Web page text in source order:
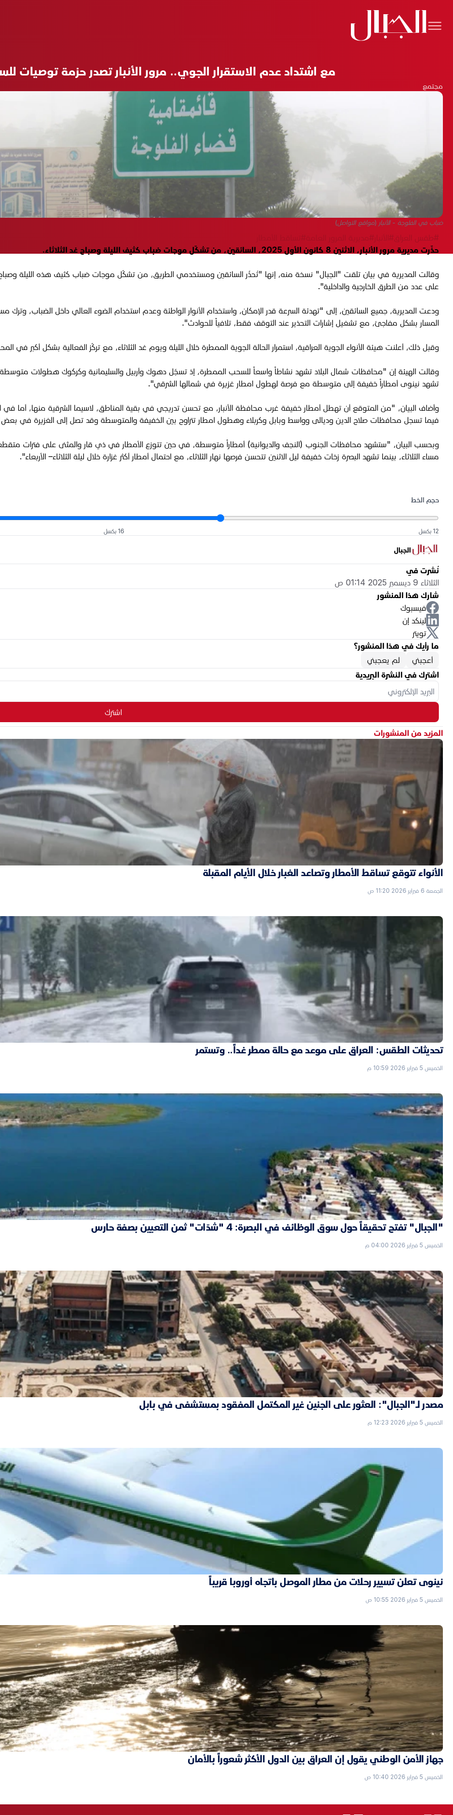
مع اشتداد عدم الاستقرار الجوي.. مرور الأنبار تصدر حزمة توصيات
مجتمع
ضباب في الفلوجة - الأنبار (مواقع التواصل)
#طقس العراق#الأنبار #مديرية المرور العامة
حذّرت مديرية مرور الأنبار، الاثنين 8 كانون الأول 2025، السائقين، من تشكّل موجات ضباب كثيف الليلة وصباح غد الثلاثاء.
وقالت المديرية في بيان تلقت "الجبال" نسخة منه، إنها "تُحذّر السائقين ومستخدمي الطريق، من تشكّل موجات ضباب كثيف هذه الليلة
على عدد من الطرق الخارجية والداخلية".
ودعت المديرية، جميع السائقين، إلى "تهدئة السرعة قدر الإمكان، واستخدام الأنوار الواطئة وعدم استخدام الضوء العالي داخل الضباب، وترك
المسار بشكل مفاجئ، مع تشغيل إشارات التحذير عند التوقف فقط، تلافياً للحوادث".
وقبل ذلك، أعلنت هيئة الأنواء الجوية العراقية، استمرار الحالة الجوية الممطرة خلال الليلة ويوم غد الثلاثاء، مع تركّز الفعالية بشكل
وقالت الهيئة إن "محافظات شمال البلاد تشهد نشاطاً واسعاً للسحب الممطرة، إذ تسجّل دهوك وأربيل والسليمانية وكركوك هطولات متوسطة
تشهد نينوى أمطاراً خفيفة إلى متوسطة مع فرصة لهطول امطار غزيرة في شمالها الشرقي".
وأضاف البيان، "من المتوقع أن تهطل أمطار خفيفة غرب محافظة الأنبار، مع تحسن تدريجي في بقية المناطق، لاسيما الشرقية منها، أما
فيما تسجل محافظات صلاح الدين وديالى وواسط وبابل وكربلاء وهطول امطار تتراوح بين الخفيفة والمتوسطة وقد تصل إلى الغزيرة في
وبحسب البيان، "ستشهد محافظات الجنوب (النجف والديوانية) أمطاراً متوسطة، في حين تتوزع الأمطار في ذي قار والمثنى على فترات
مساء الثلاثاء، بينما تشهد البصرة زخات خفيفة ليل الاثنين تتحسن فرصها نهار الثلاثاء، مع احتمال أمطار أكثر غزارة خلال ليلة الثلاثاء– الأربعاء".
حجم الخط
12 بكسل 16 بكسل
الجبال
نُشرت في
الثلاثاء 9 ديسمبر 2025 01:14 ص
شارك هذا المنشور
فيسبوك
لينكد إن
تويتر
ما رأيك في هذا المنشور؟
أعجبني
لم يعجبني
اشترك في النشرة البريدية
اشترك
المزيد من المنشورات
الأنواء تتوقع تساقط الأمطار وتصاعد الغبار خلال الأيام المقبلة
الجمعة 6 فبراير 2026 11:20 ص
تحديثات الطقس: العراق على موعد مع حالة ممطر غداً.. وتستمر
الخميس 5 فبراير 2026 10:59 م
"الجبال" تفتح تحقيقاً حول سوق الوظائف في البصرة: 4 "شدّات" ثمن التعيين بصفة حارس
الخميس 5 فبراير 2026 04:00 م
مصدر لـ"الجبال": العثور على الجنين غير المكتمل المفقود بمستشفى في بابل
الخميس 5 فبراير 2026 12:23 م
نينوى تعلن تسيير رحلات من مطار الموصل باتجاه أوروبا قريباً
الخميس 5 فبراير 2026 10:55 ص
جهاز الأمن الوطني يقول إن العراق بين الدول الأكثر شعوراً بالأمان
الخميس 5 فبراير 2026 10:40 ص